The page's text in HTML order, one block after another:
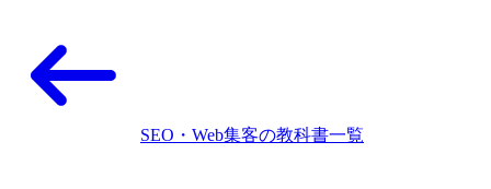
SEO・Web集客の教科書一覧